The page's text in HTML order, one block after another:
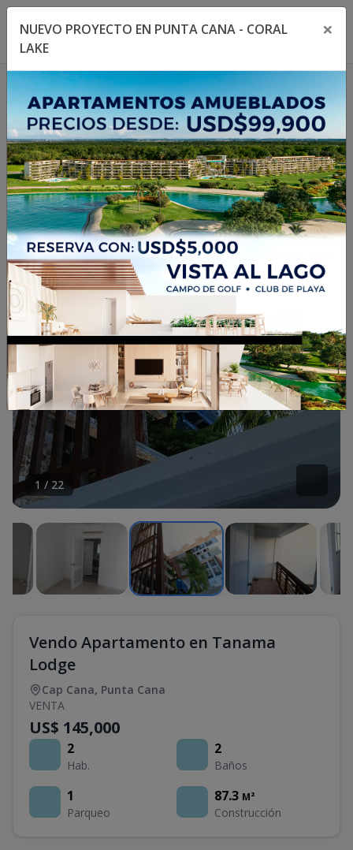
Toggle navigation menu
1 / 22
Vendo Apartamento en Tanama
Lodge
Cap Cana, Punta Cana
VENTA
US$ 145,000
2
Hab.
2
Baños
1
Parqueo
87.3 M²
Construcción
NUEVO PROYECTO EN PUNTA CANA - CORAL
LAKE
×